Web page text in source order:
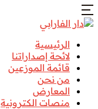
الرئيسية
لائحة إصداراتنا
قائمة الموزعين
من نحن
المعارض
منصات الكترونية